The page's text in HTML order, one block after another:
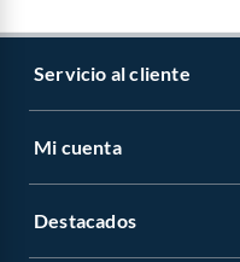
Servicio al cliente
Mi cuenta
Destacados